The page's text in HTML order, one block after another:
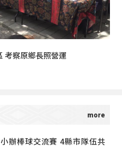
考察原鄉長照營運
辦棒球交流賽 4縣市隊伍共